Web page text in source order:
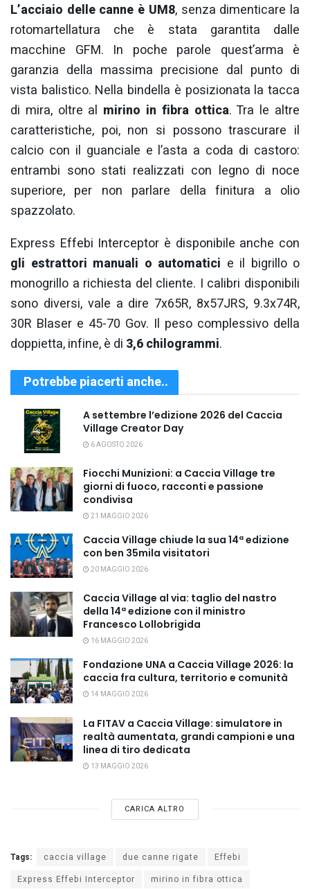
L’acciaio delle canne è UM8, senza dimenticare la
rotomartellatura che è stata garantita dalle
macchine GFM. In poche parole quest’arma è
garanzia della massima precisione dal punto di
vista balistico. Nella bindella è posizionata la tacca
di mira, oltre al mirino in fibra ottica. Tra le altre
caratteristiche, poi, non si possono trascurare il
calcio con il guanciale e l’asta a coda di castoro:
entrambi sono stati realizzati con legno di noce
superiore, per non parlare della finitura a olio
spazzolato.
Express Effebi Interceptor è disponibile anche con
gli estrattori manuali o automatici e il bigrillo o
monogrillo a richiesta del cliente. I calibri disponibili
sono diversi, vale a dire 7x65R, 8x57JRS, 9.3x74R,
30R Blaser e 45-70 Gov. Il peso complessivo della
doppietta, infine, è di 3,6 chilogrammi.
Potrebbe piacerti anche..
A settembre l’edizione 2026 del Caccia
Village Creator Day
6 AGOSTO 2026
Fiocchi Munizioni: a Caccia Village tre
giorni di fuoco, racconti e passione
condivisa
21 MAGGIO 2026
Caccia Village chiude la sua 14ª edizione
con ben 35mila visitatori
20 MAGGIO 2026
Caccia Village al via: taglio del nastro
della 14ª edizione con il ministro
Francesco Lollobrigida
16 MAGGIO 2026
Fondazione UNA a Caccia Village 2026: la
caccia fra cultura, territorio e comunità
14 MAGGIO 2026
La FITAV a Caccia Village: simulatore in
realtà aumentata, grandi campioni e una
linea di tiro dedicata
13 MAGGIO 2026
CARICA ALTRO
Tags: caccia village due canne rigate
Effebi
Express Effebi Interceptor
mirino in fibra ottica